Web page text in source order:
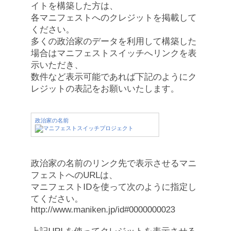
イトを構築した方は、
各マニフェストへのクレジットを掲載して
ください。
多くの政治家のデータを利用して構築した
場合はマニフェストスイッチへリンクを表
示いただき、
数件など表示可能であれば下記のようにク
レジットの表記をお願いいたします。
政治家の名前
政治家の名前のリンク先で表示させるマニ
フェストへのURLは、
マニフェストIDを使って次のように指定し
てください。
http://www.maniken.jp/id#0000000023